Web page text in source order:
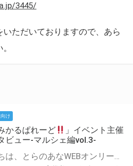
3445/
ただいておりますので、あら
け
かるぱれーど
」イベント主催
ビュー-マルシェ編vol.3-
こんにちは、とらのあなWEBオンリー運営スタッフです。 新たにお届けする、イベント主催者インタビュー-マルシェ編-は、 とらのあなWEBオンリー「マルシェ」をご利用した主催様に 「マルシェ」を使って開催した感想や心がけをお聞きする企画です。 今回は、WEBオンリー初開催「つるみかるぱれーど